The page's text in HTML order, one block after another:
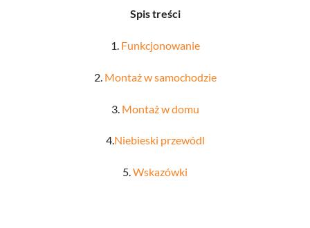
Spis treści
1. Funkcjonowanie
2. Montaż w samochodzie
3. Montaż w domu
4.Niebieski przewódl
5.Wskazówki